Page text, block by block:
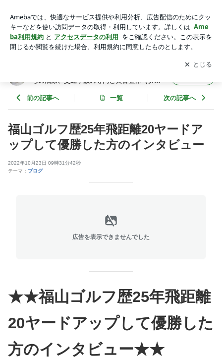
ンタビュー | 広島県福山市 腰痛、頭痛、肩こり、ムチ打ちの
治療、交通事故の専門と美容整体（ダイエット、骨盤矯正、小
顔、美脚専門）の田澤接骨院
アプリをダウンロードして ブログの更新通知
を受け取りまし
ょう。
開く
ちの治療、交通事故の専門と美容整体（ダイ
接骨院
前の記事へ 一覧 次の記事へ
福山ゴルフ歴25年飛距離20ヤードア
ップして優勝した方のインタビュー
2022年10月23日 09時31分42秒
テーマ： ブログ
広告を表示できませんでした
★★福山ゴルフ歴25年飛距離
20ヤードアップして優勝した
方のインタビュー★★